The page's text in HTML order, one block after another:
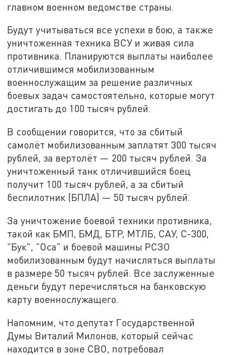
главном военном ведомстве страны.
Будут учитываться все успехи в бою, а также
уничтоженная техника ВСУ и живая сила
противника. Планируются выплаты наиболее
отличившимся мобилизованным
военнослужащим за решение различных
боевых задач самостоятельно, которые могут
достигать до 100 тысяч рублей.
В сообщении говорится, что за сбитый
самолёт мобилизованным заплатят 300 тысяч
рублей, за вертолёт — 200 тысяч рублей. За
уничтоженный танк отличившийся боец
получит 100 тысяч рублей, а за сбитый
беспилотник (БПЛА) — 50 тысяч рублей.
За уничтожение боевой техники противника,
такой как БМП, БМД, БТР, МТЛБ, САУ, С-300,
"Бук", "Оса" и боевой машины РСЗО
мобилизованным будут начисляться выплаты
в размере 50 тысяч рублей. Все заслуженные
деньги будут перечисляться на банковскую
карту военнослужащего.
Напомним, что депутат Государственной
Думы Виталий Милонов, который сейчас
находится в зоне СВО, потребовал